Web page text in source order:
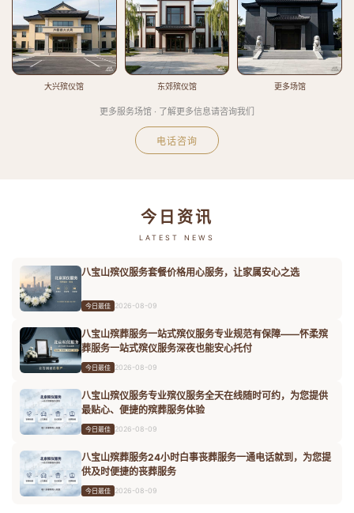
大兴殡仪馆 东郊殡仪馆 更多场馆
更多服务场馆 · 了解更多信息请咨询我们
电话咨询
今日资讯
LATEST NEWS
八宝山殡仪服务套餐价格用心服务，让家属安心之选
今日最佳 2026-08-09
八宝山殡葬服务一站式殡仪服务专业规范有保障——怀柔殡
葬服务一站式殡仪服务深夜也能安心托付
今日最佳 2026-08-09
八宝山殡仪服务专业殡仪服务全天在线随时可约，为您提供
最贴心、便捷的殡葬服务体验
今日最佳 2026-08-09
八宝山殡葬服务24小时白事丧葬服务一通电话就到，为您提
供及时便捷的丧葬服务
今日最佳 2026-08-09